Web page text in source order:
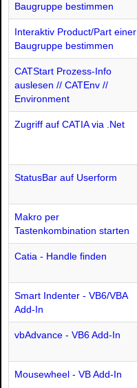
Baugruppe bestimmen
Interaktiv Product/Part einer
Baugruppe bestimmen
CATStart Prozess-Info
auslesen // CATEnv //
Environment
Zugriff auf CATIA via .Net
StatusBar auf Userform
Makro per
Tastenkombination starten
Catia - Handle finden
Smart Indenter - VB6/VBA
Add-In
vbAdvance - VB6 Add-In
Mousewheel - VB Add-In